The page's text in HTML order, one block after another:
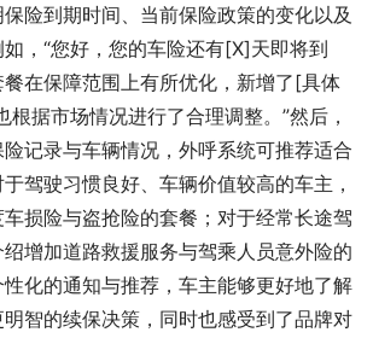
险到期时间、当前保险政策的变化以及
，“您好，您的车险还有[X]天即将到
在保障范围上有所优化，新增了[具体
据市场情况进行了合理调整。”然后，
记录与车辆情况，外呼系统可推荐适合
驾驶习惯良好、车辆价值较高的车主，
损险与盗抢险的套餐；对于经常长途驾
增加道路救援服务与驾乘人员意外险的
化的通知与推荐，车主能够更好地了解
智的续保决策，同时也感受到了品牌对